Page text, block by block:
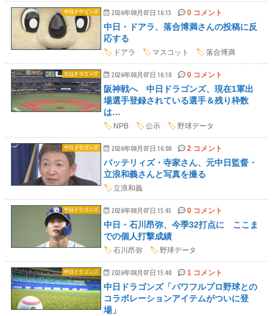
中日ドラゴンズ 2026年08月07日 16:15 0 コメント
中日・ドアラ、落合博満さんの投稿に反
応する
🏷️ ドアラ 🏷️ マスコット 🏷️落合博満
中日ドラゴンズ 2026年08月07日 16:10 0 コメント
阪神戦へ 中日ドラゴンズ、現在1軍出
場選手登録されている選手＆残り枠数
は…
🏷️ NPB 🏷️公示 🏷️野球データ
中日ドラゴンズ 2026年08月07日 16:00 2 コメント
バッテリィズ・寺家さん、元中日監督・
立浪和義さんと写真を撮る
🏷️ 立浪和義
中日ドラゴンズ 2026年08月07日 15:45 0 コメント
中日・石川昂弥、今季32打点に ここま
での個人打撃成績
🏷️石川昂弥 🏷️野球データ
中日ドラゴンズ 2026年08月07日 15:40 1 コメント
中日ドラゴンズ「パワフルプロ野球との
コラボレーションアイテムがついに登
場」